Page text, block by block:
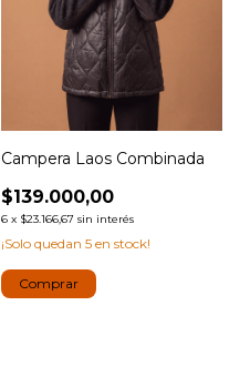
Campera Laos Combinada
$139.000,00
6 x $23.166,67 sin interés
¡Solo quedan 5 en stock!
Comprar